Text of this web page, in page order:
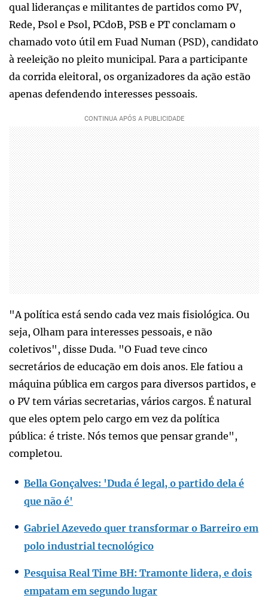
qual lideranças e militantes de partidos como PV,
Rede, Psol e Psol, PCdoB, PSB e PT conclamam o
chamado voto útil em Fuad Numan (PSD), candidato
à reeleição no pleito municipal. Para a participante
da corrida eleitoral, os organizadores da ação estão
apenas defendendo interesses pessoais.
"A política está sendo cada vez mais fisiológica. Ou
seja, Olham para interesses pessoais, e não
coletivos", disse Duda. "O Fuad teve cinco
secretários de educação em dois anos. Ele fatiou a
máquina pública em cargos para diversos partidos, e
o PV tem várias secretarias, vários cargos. É natural
que eles optem pelo cargo em vez da política
pública: é triste. Nós temos que pensar grande",
completou.
Bella Gonçalves: 'Duda é legal, o partido dela é
que não é'
Gabriel Azevedo quer transformar o Barreiro em
polo industrial tecnológico
Pesquisa Real Time BH: Tramonte lidera, e dois
empatam em segundo lugar